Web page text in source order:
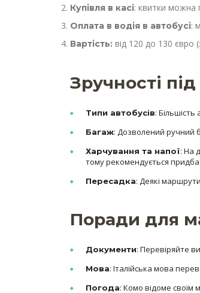
Купівля в касі: квитки можна
Оплата в водія в автобусі:
Вартість: від 120 до 130 євро
Зручності
Типи автобусів:
Багаж: Дозволений ручний
Харчування та напої: На
тому рекомендується
Пересадка: Деякі
Поради для
Документи: Перевіряйте
Мова: Італійська мова
Погода: Комо відоме своїм